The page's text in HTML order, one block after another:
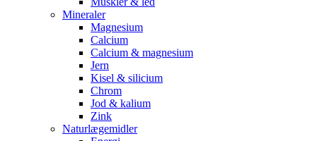
Mineraler
Magnesium
Calcium
Calcium & magnesium
Jern
Kisel & silicium
Chrom
Jod & kalium
Zink
Naturlægemidler